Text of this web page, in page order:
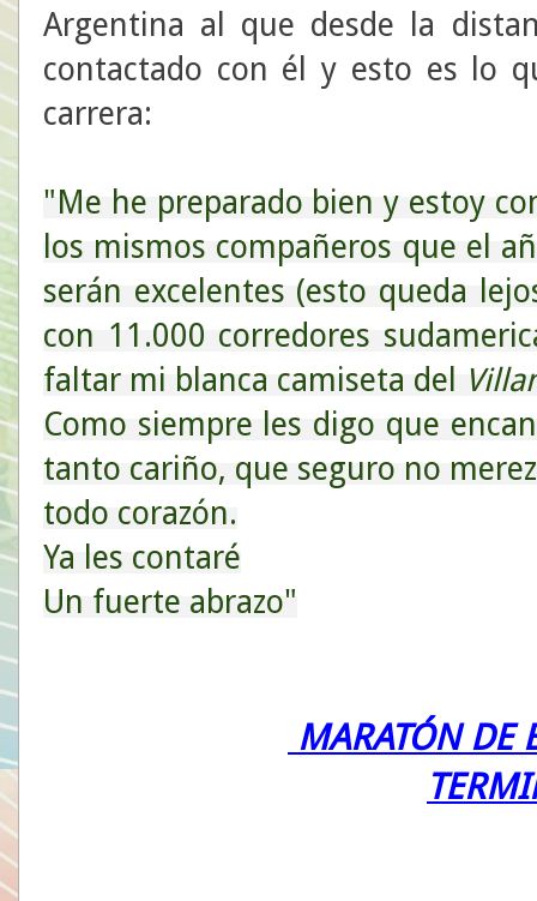
Argentina al que desde la
contactado con él y esto es lo
carrera:
"Me he preparado bien y estoy
los mismos compañeros que el
serán excelentes (esto queda
con 11.000 corredores
faltar mi blanca camiseta del
Como siempre les digo que
tanto cariño, que seguro no
todo corazón.
Ya les contaré
Un fuerte abrazo"
MARATÓN DE